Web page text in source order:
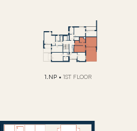
1.NP • 1ST FLOOR